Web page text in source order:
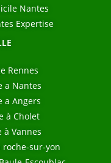
Nantes
Expertise
Rennes
a Nantes
a Angers
à Cholet
Vannes
sur-yon